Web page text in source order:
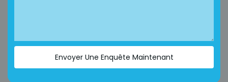
Envoyer Une Enquête Maintenant